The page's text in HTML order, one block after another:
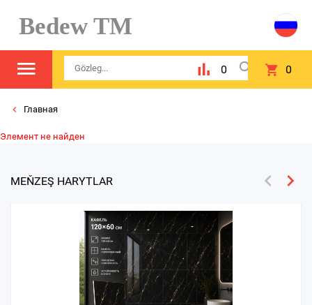
Bedew TM
0 0
Главная
Элемент не найден
MEŇZEŞ HARYTLAR